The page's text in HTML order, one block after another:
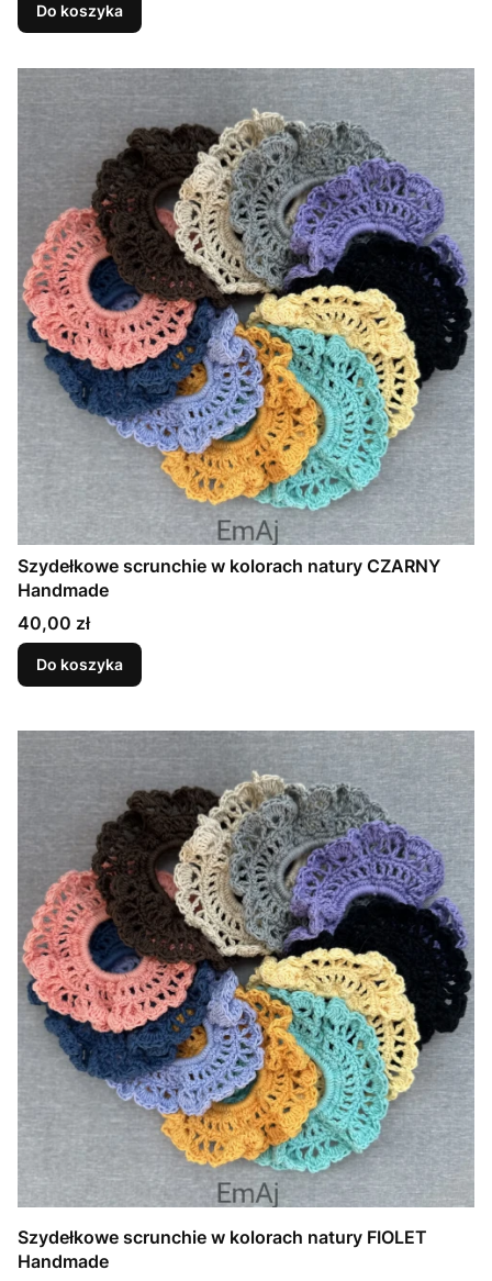
Do koszyka
Szydełkowe scrunchie w kolorach natury CZARNY
Handmade
Cena
40,00 zł
Do koszyka
Szydełkowe scrunchie w kolorach natury FIOLET
Handmade